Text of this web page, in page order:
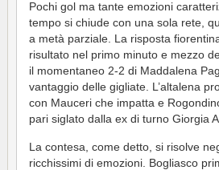
Pochi gol ma tante emozioni
tempo si chiude con una sola rete,
a metà parziale. La risposta
risultato nel primo minuto e mezzo
il momentaneo 2-2 di Maddalena
vantaggio delle gigliate. L’altalena
con Mauceri che impatta e
pari siglato dalla ex di turno Giorgia
La contesa, come detto, si risolve
ricchissimi di emozioni. Bogliasco